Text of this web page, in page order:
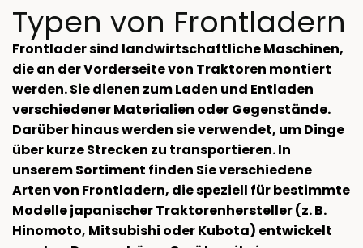
Typen von Frontladern
Frontlader sind landwirtschaftliche Maschinen,
die an der Vorderseite von Traktoren montiert
werden. Sie dienen zum Laden und Entladen
verschiedener Materialien oder Gegenstände.
Darüber hinaus werden sie verwendet, um Dinge
über kurze Strecken zu transportieren. In
unserem Sortiment finden Sie verschiedene
Arten von Frontladern, die speziell für bestimmte
Modelle japanischer Traktorenhersteller (z. B.
Hinomoto, Mitsubishi oder Kubota) entwickelt